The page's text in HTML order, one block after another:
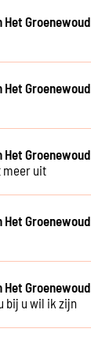
Het Groenewoud
Het Groenewoud
Het Groenewoud
meer uit
Het Groenewoud
Het Groenewoud
bij u wil ik zijn